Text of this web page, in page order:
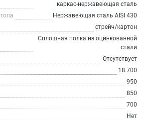
каркас-нержавеющая сталь
Нержавеющая сталь AISI 430
стрейч/картон
Сплошная полка из оцинкованной
стали
Отсутствует
18.700
950
850
700
Нет